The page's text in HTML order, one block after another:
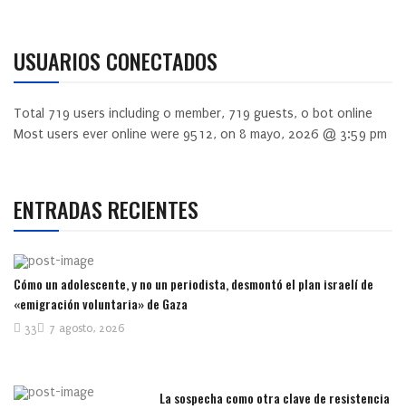
USUARIOS CONECTADOS
Total 719 users including 0 member, 719 guests, 0 bot online
Most users ever online were 9512, on 8 mayo, 2026 @ 3:59 pm
ENTRADAS RECIENTES
Cómo un adolescente, y no un periodista, desmontó el plan israelí de
«emigración voluntaria» de Gaza
7 agosto, 2026
33
La sospecha como otra clave de resistencia